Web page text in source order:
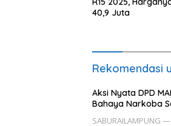
40,9 Juta
Rekomendasi
Aksi Nyata DPD
Bahaya Narkoba
SABURAILAMPUNG